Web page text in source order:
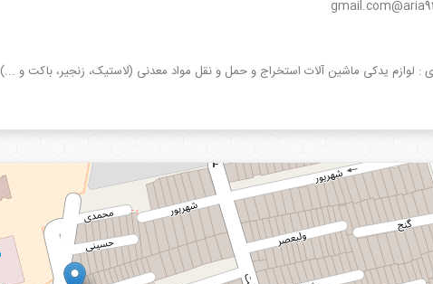
: لوازم یدکی ماشین آلات استخراج و حمل و نقل مواد معدنی (لاستیک، زنجیر، باکت و ...)